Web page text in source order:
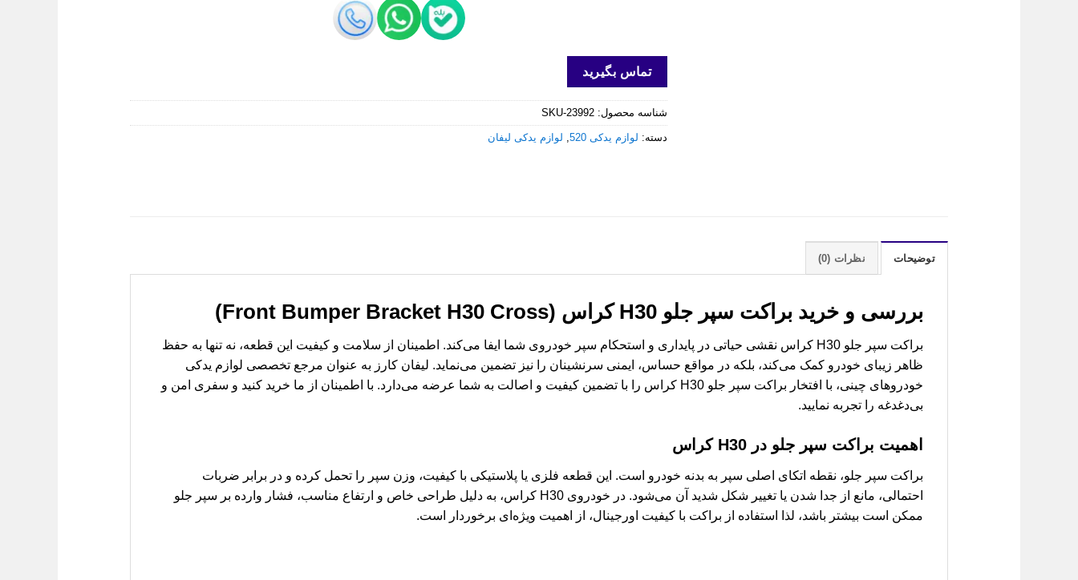
تماس بگیرید
شناسه محصول: SKU-23992
دسته: لوازم یدکی 520 لوازم یدکی لیفان
توضیحات نظرات (0)
بررسی و خرید براکت سپر جلو H30 کراس (Front Bumper Bracket H30 Cross)
براکت سپر جلو H30 کراس نقشی حیاتی در پایداری و استحکام سپر خودروی شما ایفا می‌کند. اطمینان از سلامت و کیفیت این قطعه، نه تنها به حفظ
ظاهر زیبای خودرو کمک می‌کند، بلکه در مواقع حساس، ایمنی سرنشینان را نیز تضمین می‌نماید. لیفان کارز به عنوان مرجع تخصصی لوازم یدکی
خودروهای چینی، با افتخار براکت سپر جلو H30 کراس را با تضمین کیفیت و اصالت به شما عرضه می‌دارد. با اطمینان از ما خرید کنید و سفری امن و
بی‌دغدغه را تجربه نمایید.
اهمیت براکت سپر جلو در H30 کراس
براکت سپر جلو، نقطه اتکای اصلی سپر به بدنه خودرو است. این قطعه فلزی یا پلاستیکی با کیفیت، وزن سپر را تحمل کرده و در برابر ضربات
احتمالی، مانع از جدا شدن یا تغییر شکل شدید آن می‌شود. در خودروی H30 کراس، به دلیل طراحی خاص و ارتفاع مناسب، فشار وارده بر سپر جلو
ممکن است بیشتر باشد، لذا استفاده از براکت با کیفیت اورجینال، از اهمیت ویژه‌ای برخوردار است.